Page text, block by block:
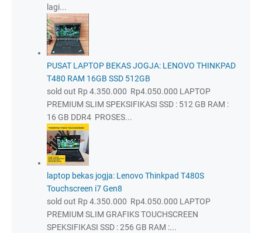
lagi...
PUSAT LAPTOP BEKAS JOGJA: LENOVO THINKPAD
T480 RAM 16GB SSD 512GB
sold out Rp 4.350.000 Rp4.050.000 LAPTOP
PREMIUM SLIM SPEKSIFIKASI SSD : 512 GB RAM :
16 GB DDR4 PROSES...
laptop bekas jogja: Lenovo Thinkpad T480S
Touchscreen i7 Gen8
sold out Rp 4.350.000 Rp4.050.000 LAPTOP
PREMIUM SLIM GRAFIKS TOUCHSCREEN
SPEKSIFIKASI SSD : 256 GB RAM :...